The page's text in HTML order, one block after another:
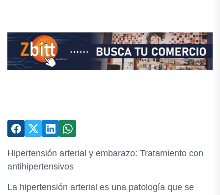
Hipertensión arterial y embarazo: Tratamiento con
antihipertensivos
La hipertensión arterial es una patología que se